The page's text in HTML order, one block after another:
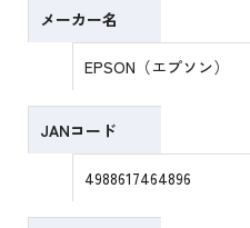
メーカー名
EPSON（エプソン）
JANコード
4988617464896